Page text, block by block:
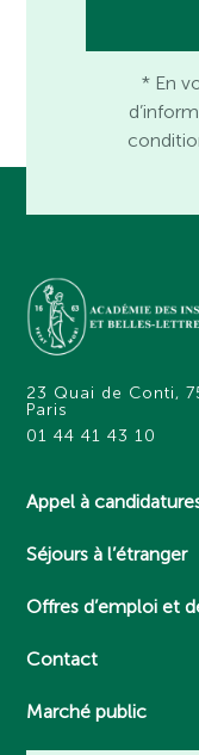
* En
23 Quai de Conti,
Paris
01 44 41 43 10
Appel à
Séjours à l’étranger
Offres d’emploi et
Contact
Marché public